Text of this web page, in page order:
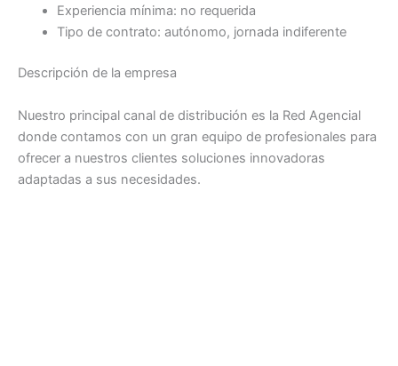
Experiencia mínima: no requerida
Tipo de contrato: autónomo, jornada indiferente
Descripción de la empresa
Nuestro principal canal de distribución es la Red Agencial
donde contamos con un gran equipo de profesionales para
ofrecer a nuestros clientes soluciones innovadoras
adaptadas a sus necesidades.